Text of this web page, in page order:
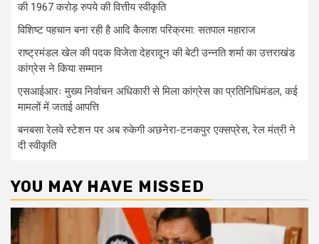
की 1967 करोड़ रुपये की वित्तीय स्वीकृति
विशिष्ट पहचान बना रही है आदि कैलाश परिक्रमा: सतपाल महाराज
राष्ट्रमंडल खेल की पदक विजेता देहरादून की बेटी उन्नति शर्मा का उत्तराखंड
कांग्रेस ने किया सम्मान
एसआईआरः मुख्य निर्वाचन अधिकारी से मिला कांग्रेस का प्रतिनिधिमंडल, कई
मामलों में जताई आपत्ति
बनबसा रेलवे स्टेशन पर अब रुकेगी अछनेरा-टनकपुर एक्सप्रेस, रेल मंत्री ने
दी स्वीकृति
YOU MAY HAVE MISSED